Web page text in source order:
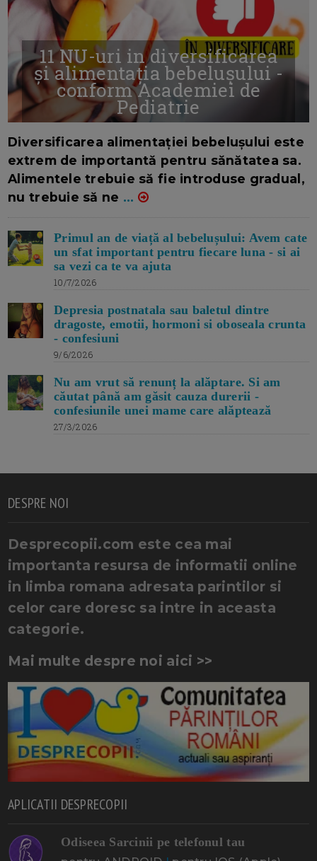
11 NU-uri in diversificarea
și alimentația bebelușului -
conform Academiei de
Pediatrie
Diversificarea alimentației bebelușului este
extrem de importantă pentru sănătatea sa.
Alimentele trebuie să fie introduse gradual,
nu trebuie să ne ...
Primul an de viață al bebelușului: Avem cate
un sfat important pentru fiecare luna - si ai
sa vezi ca te va ajuta
10/7/2026
Depresia postnatala sau baletul dintre
dragoste, emotii, hormoni si oboseala crunta
- confesiuni
9/6/2026
Nu am vrut să renunț la alăptare. Si am
căutat până am găsit cauza durerii -
confesiunile unei mame care alăptează
27/3/2026
DESPRE NOI
Desprecopii.com este cea mai
importanta resursa de informatii online
in limba romana adresata parintilor si
celor care doresc sa intre in aceasta
categorie.
Mai multe despre noi aici >>
APLICATII DESPRECOPII
Odiseea Sarcinii pe telefonul tau